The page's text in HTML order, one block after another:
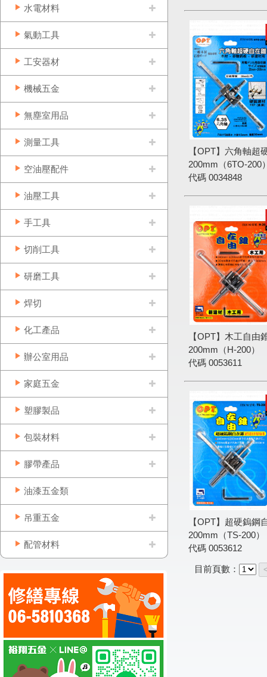
水電材料
氣動工具
工安器材
機械五金
無塵室用品
測量工具
空油壓配件
油壓工具
手工具
切削工具
研磨工具
焊切
化工產品
辦公室用品
家庭五金
塑膠製品
包裝材料
膠帶產品
油漆五金類
吊重五金
配管材料
【OPT】六角軸超
200mm（6TO-200
代碼 0034848
【OPT】木工自由
200mm（H-200）
代碼 0053611
【OPT】超硬鎢鋼
200mm（TS-200）
代碼 0053612
目前頁數：